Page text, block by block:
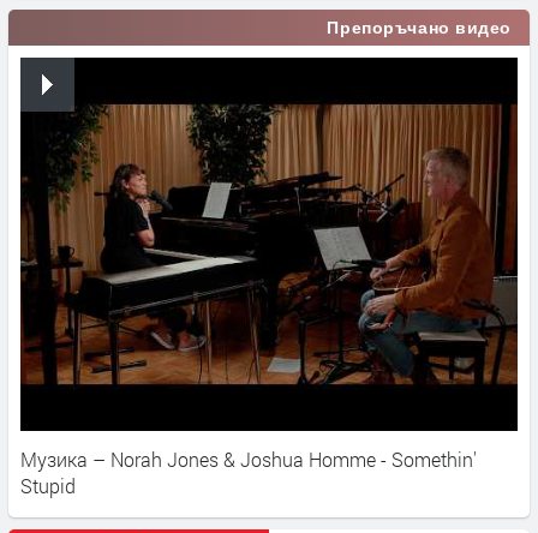
Препоръчано видео
Музика – Norah Jones & Joshua Homme - Somethin'
Stupid